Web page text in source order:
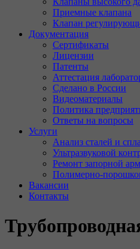
Приемные клапана
Клапан
Документация
Сертификаты
Лицензии
Патенты
Аттестация
Сделано в России
Видеоматериалы
Политика
Ответы на вопросы
Услуги
Анализ сталей и
Ультразвуковой
Ремонт запорной
Полимерно-
Вакансии
Контакты